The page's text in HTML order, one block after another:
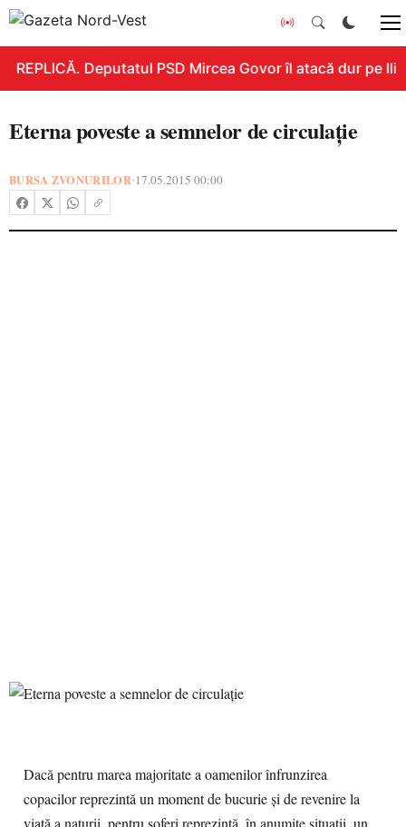
REPLICĂ. Deputatul PSD Mircea Govor îl atacă dur pe
Eterna poveste a semnelor de circulaţie
BURSA ZVONURILOR•17.05.2015 00:00
Dacă pentru marea majoritate a oamenilor înfrunzirea
copacilor reprezintă un moment de bucurie şi de revenire la